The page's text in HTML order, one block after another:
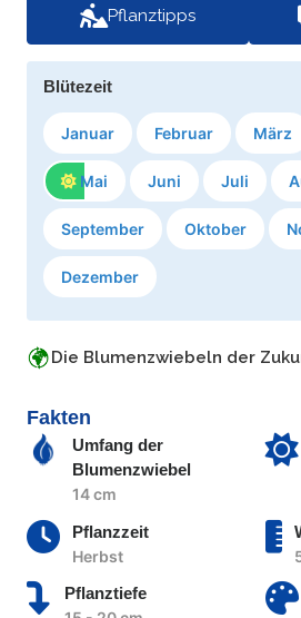
Pflanztipps
Blütezeit
Januar Februar März
Mai Juni Juli
September Oktober
Dezember
Die Blumenzwiebeln der
Fakten
Umfang der
Blumenzwiebel
14 cm
Pflanzzeit
Herbst
Pflanztiefe